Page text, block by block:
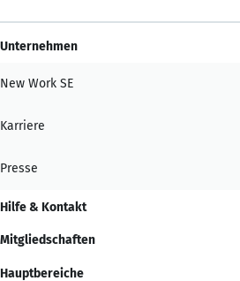
Unternehmen
New Work SE
Karriere
Presse
Hilfe & Kontakt
Mitgliedschaften
Hauptbereiche